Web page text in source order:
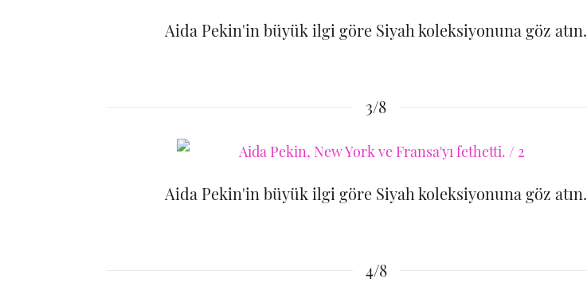
Aida Pekin'in büyük ilgi göre Siyah koleksiyonuna göz atın.
3/8
Aida Pekin'in büyük ilgi göre Siyah koleksiyonuna göz atın.
4/8